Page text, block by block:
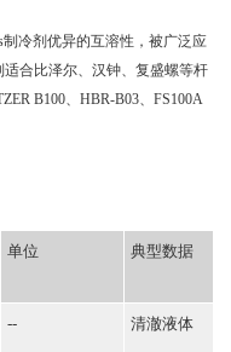
冷剂优异的互溶性，被广泛应
合比泽尔、汉钟、复盛螺等杆
B100、HBR-B03、FS100A
单位 典型数据
-- 清澈液体